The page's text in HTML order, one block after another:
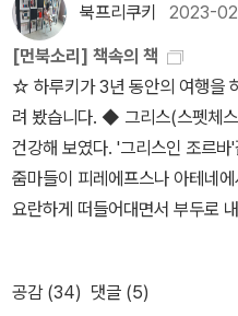
남편과 결혼해 지금은 남편이 얼
넘어가는 몸매의 마리아 러스킨.
남자 없이는 살 수가 없다는 거.
살의 노령으로 도무지 자신의 갈
리에 신경을 쓸 수밖에. 그녀의
신, 장로교인, 부르주아, 여기에
셔먼이 등장했으니 어찌 이를 놓
시겠지? 그래, 소설에서 제일 재
상 유통계획이 없다는 안내가 보
쉽다고 말하는 것도 자그마한 위
면서 <허영의 시장> 이라도 구입
현재로썬 구입불가 상태.중고책
끗해서 구입해 놓았다. 1권도 찾
직하게는 다른 메이저출판사에
랬다. 두 책을 나란히 출간해 주
으로~^^
북프리쿠키 2023-
[먼북소리] 책속의 책
☆ 하루키가 3년 동안의 여행을
려 봤습니다. ◆ 그리스(스펫체
건강해 보였다. '그리스인 조르
줌마들이 피레에프스나 아테네
요란하게 떠들어대면서 부두로
척 크레타 섬에 가고 싶어졌다.[
다. 카찬차키스는 크레타 섬에서
공감 (34) 댓글 (5)